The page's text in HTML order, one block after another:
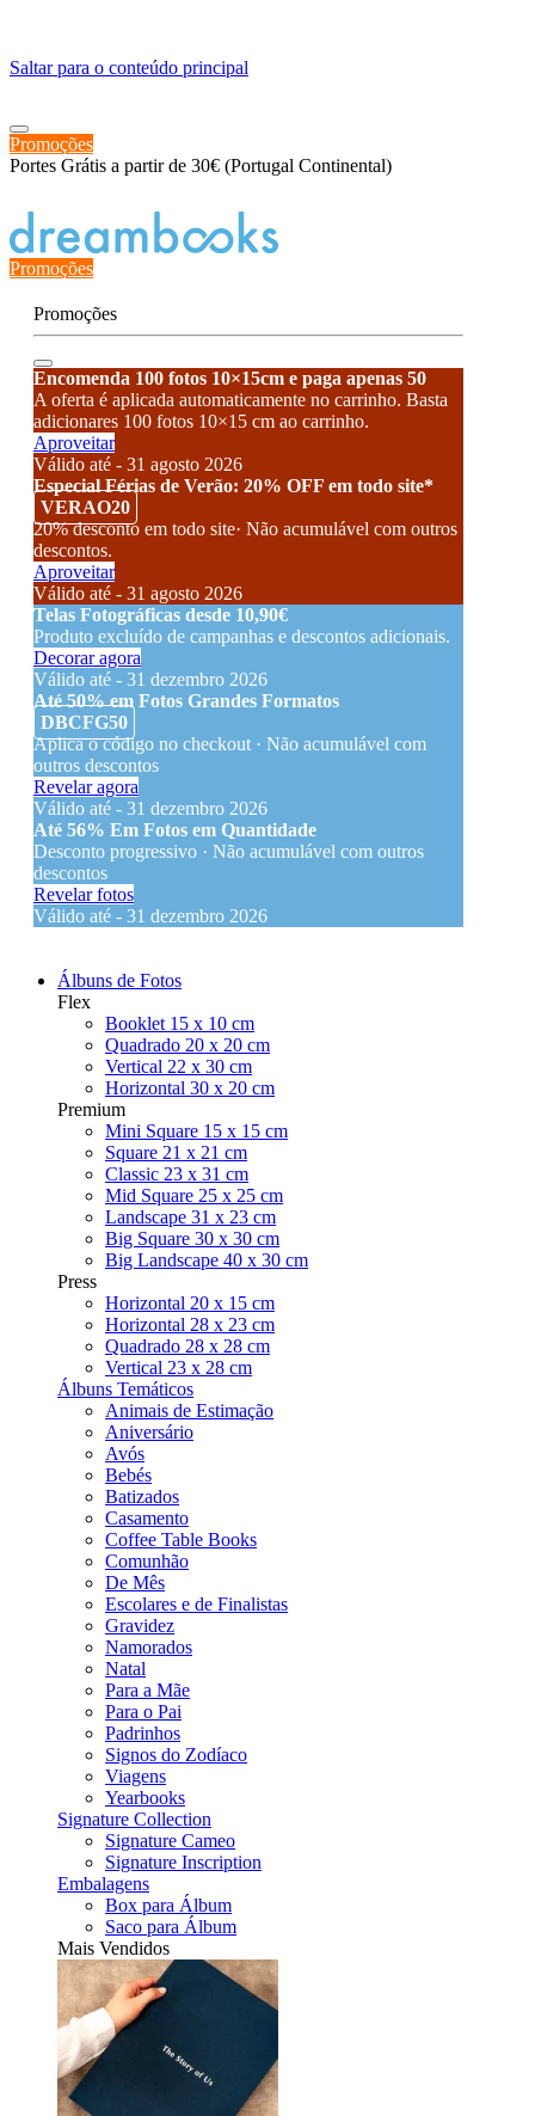
Saltar para o conteúdo principal
Promoções
Portes Grátis a partir de 30€ (Portugal Continental)
Promoções
Promoções
Encomenda 100 fotos 10×15cm e paga apenas 50
A oferta é aplicada automaticamente no carrinho. Basta
adicionares 100 fotos 10×15 cm ao carrinho.
Aproveitar
Válido até - 31 agosto 2026
Especial Férias de Verão: 20% OFF em todo site*
VERAO20
20% desconto em todo site· Não acumulável com outros
descontos.
Aproveitar
Válido até - 31 agosto 2026
Telas Fotográficas desde 10,90€
Produto excluído de campanhas e descontos adicionais.
Decorar agora
Válido até - 31 dezembro 2026
Até 50% em Fotos Grandes Formatos
DBCFG50
Aplica o código no checkout · Não acumulável com
outros descontos
Revelar agora
Válido até - 31 dezembro 2026
Até 56% Em Fotos em Quantidade
Desconto progressivo · Não acumulável com outros
descontos
Revelar fotos
Válido até - 31 dezembro 2026
Álbuns de Fotos
Flex
Booklet 15 x 10 cm
Quadrado 20 x 20 cm
Vertical 22 x 30 cm
Horizontal 30 x 20 cm
Premium
Mini Square 15 x 15 cm
Square 21 x 21 cm
Classic 23 x 31 cm
Mid Square 25 x 25 cm
Landscape 31 x 23 cm
Big Square 30 x 30 cm
Big Landscape 40 x 30 cm
Press
Horizontal 20 x 15 cm
Horizontal 28 x 23 cm
Quadrado 28 x 28 cm
Vertical 23 x 28 cm
Álbuns Temáticos
Animais de Estimação
Aniversário
Avós
Bebés
Batizados
Casamento
Coffee Table Books
Comunhão
De Mês
Escolares e de Finalistas
Gravidez
Namorados
Natal
Para a Mãe
Para o Pai
Padrinhos
Signos do Zodíaco
Viagens
Yearbooks
Signature Collection
Signature Cameo
Signature Inscription
Embalagens
Box para Álbum
Saco para Álbum
Mais Vendidos
≡